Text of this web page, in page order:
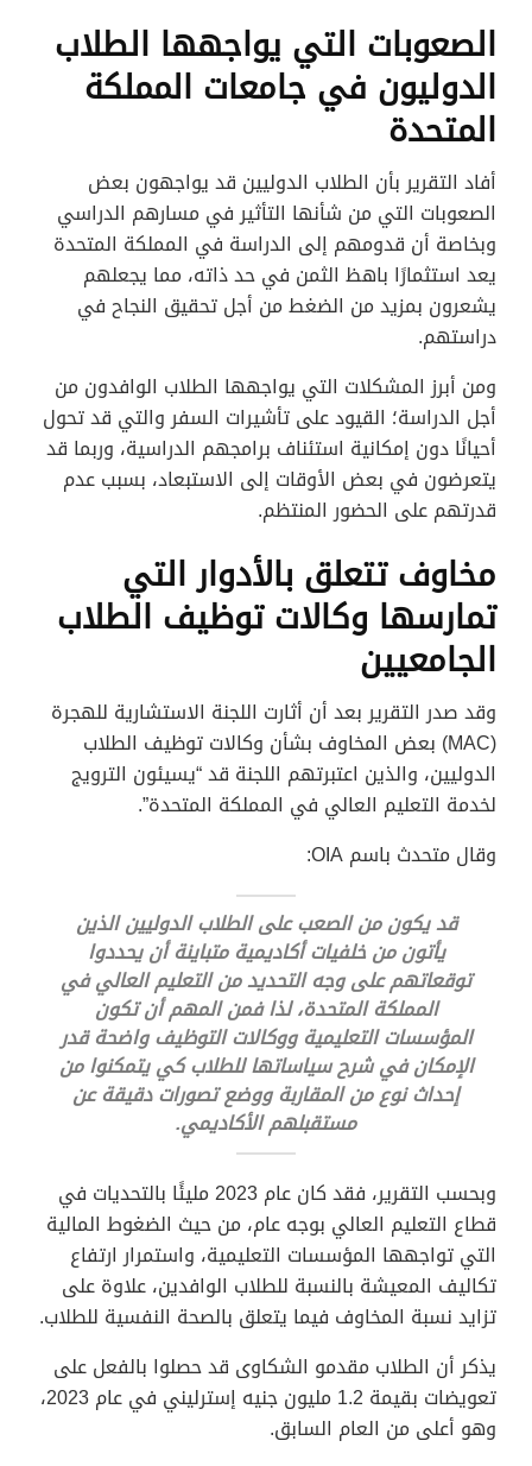
الصعوبات التي يواجهها الطلاب
الدوليون في جامعات المملكة
المتحدة
أفاد التقرير بأن الطلاب الدوليين قد يواجهون بعض
الصعوبات التي من شأنها التأثير في مسارهم الدراسي
وبخاصة أن قدومهم إلى الدراسة في المملكة المتحدة
يعد استثمارًا باهظ الثمن في حد ذاته، مما يجعلهم
يشعرون بمزيد من الضغط من أجل تحقيق النجاح في
دراستهم.
ومن أبرز المشكلات التي يواجهها الطلاب الوافدون من
أجل الدراسة؛ القيود على تأشيرات السفر والتي قد تحول
أحيانًا دون إمكانية استئناف برامجهم الدراسية، وربما قد
يتعرضون في بعض الأوقات إلى الاستبعاد، بسبب عدم
قدرتهم على الحضور المنتظم.
مخاوف تتعلق بالأدوار التي
تمارسها وكالات توظيف الطلاب
الجامعيين
وقد صدر التقرير بعد أن أثارت اللجنة الاستشارية للهجرة
(MAC) بعض المخاوف بشأن وكالات توظيف الطلاب
الدوليين، والذين اعتبرتهم اللجنة قد “يسيئون الترويج
لخدمة التعليم العالي في المملكة المتحدة”.
وقال متحدث باسم OIA:
قد يكون من الصعب على الطلاب الدوليين الذين
يأتون من خلفيات أكاديمية متباينة أن يحددوا
توقعاتهم على وجه التحديد من التعليم العالي في
المملكة المتحدة، لذا فمن المهم أن تكون
المؤسسات التعليمية ووكالات التوظيف واضحة قدر
الإمكان في شرح سياساتها للطلاب كي يتمكنوا من
إحداث نوع من المقاربة ووضع تصورات دقيقة عن
مستقبلهم الأكاديمي.
وبحسب التقرير، فقد كان عام 2023 مليئًا بالتحديات في
قطاع التعليم العالي بوجه عام، من حيث الضغوط المالية
التي تواجهها المؤسسات التعليمية، واستمرار ارتفاع
تكاليف المعيشة بالنسبة للطلاب الوافدين، علاوة على
تزايد نسبة المخاوف فيما يتعلق بالصحة النفسية للطلاب.
يذكر أن الطلاب مقدمو الشكاوى قد حصلوا بالفعل على
تعويضات بقيمة 1.2 مليون جنيه إسترليني في عام 2023،
وهو أعلى من العام السابق.